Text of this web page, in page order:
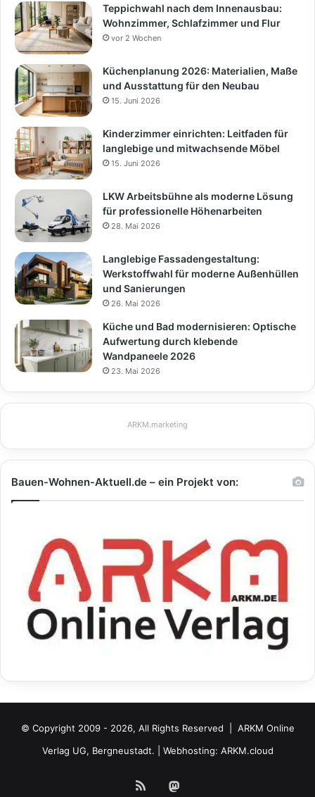
Teppichwahl nach dem Innenausbau:
Wohnzimmer, Schlafzimmer und Flur
vor 2 Wochen
Küchenplanung 2026: Materialien, Maße
und Ausstattung für den Neubau
15. Juni 2026
Kinderzimmer einrichten: Leitfaden für
langlebige und mitwachsende Möbel
15. Juni 2026
LKW Arbeitsbühne als moderne Lösung
für professionelle Höhenarbeiten
28. Mai 2026
Langlebige Fassadengestaltung:
Werkstoffwahl für moderne Außenhüllen
und Sanierungen
26. Mai 2026
Küche und Bad modernisieren: Optische
Aufwertung durch klebende
Wandpaneele 2026
23. Mai 2026
ARKM.marketing
Bauen-Wohnen-Aktuell.de – ein Projekt von:
© Copyright 2009 - 2026, All Rights Reserved | ARKM Online
Verlag UG, Bergneustadt. | Webhosting: ARKM.cloud
RSS